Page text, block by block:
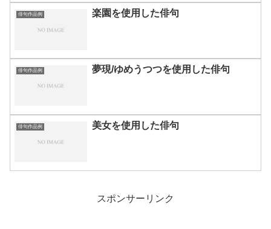
俳句作品例 楽園を使用した俳句
俳句作品例 夢現/ゆめうつつを使用した俳句
俳句作品例 美女を使用した俳句
スポンサーリンク